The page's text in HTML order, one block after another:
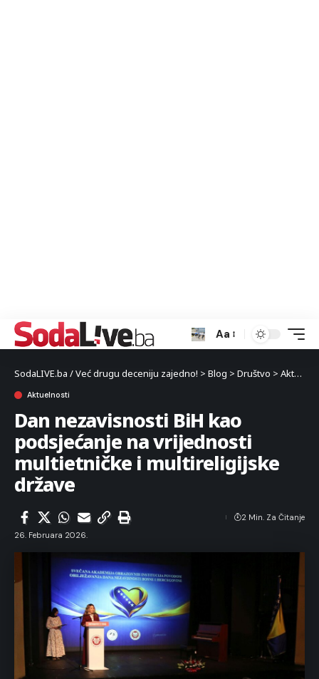
Aa
SodaLIVE.ba / Već drugu deceniju zajedno! > Blog > Društvo > Aktuelnosti
Aktuelnosti
Dan nezavisnosti BiH kao
podsjećanje na vrijednosti
multietničke i multireligijske
države
26. Februara 2026.
2 Min. Za Čitanje